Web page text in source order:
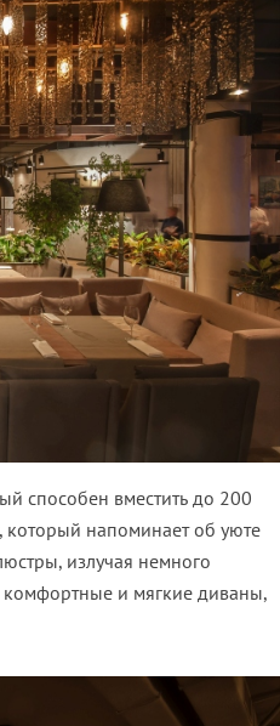
способен вместить до 200
который напоминает об уюте
излучая немного
комфортные и мягкие диваны,